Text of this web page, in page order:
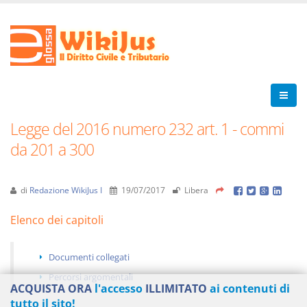
Legge del 2016 numero 232 art. 1 - commi
da 201 a 300
di Redazione WikiJus I 19/07/2017 Libera
Elenco dei capitoli
Documenti collegati
Percorsi argomentali
ACQUISTA ORA l'accesso ILLIMITATO ai contenuti di
tutto il sito!